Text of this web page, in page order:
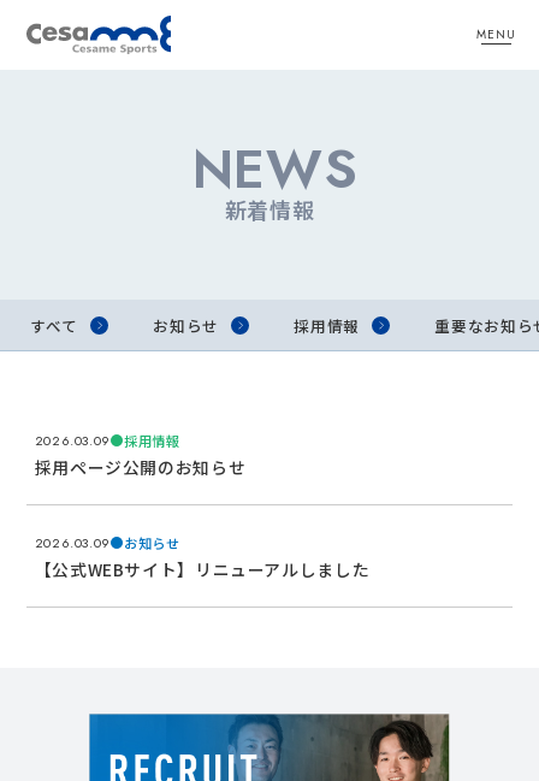
MENU
NEWS
新着情報
すべて お知らせ 採用情報 重要なお知ら
2026.03.09 採用情報
採用ページ公開のお知らせ
2026.03.09 お知らせ
【公式WEBサイト】リニューアルしました